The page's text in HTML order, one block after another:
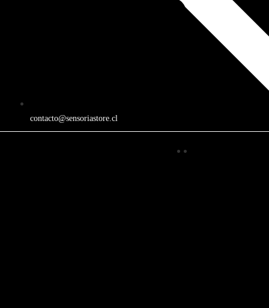
contacto@sensoriastore.cl